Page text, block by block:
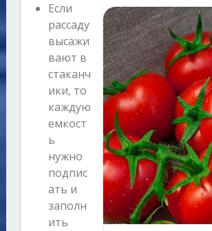
Если
рассаду
высажи
вают в
стаканч
ики, то
каждую
емкост
ь
нужно
подпис
ать и
заполн
ить